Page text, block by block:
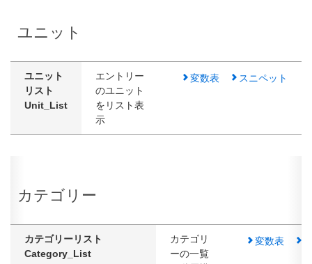
ユニット
ユニット
リスト
Unit_List
エントリー
のユニット
をリスト表
示
変数表 スニペット
カテゴリー
カテゴリーリスト
Category_List
カテゴリ
ーの一覧
変数表